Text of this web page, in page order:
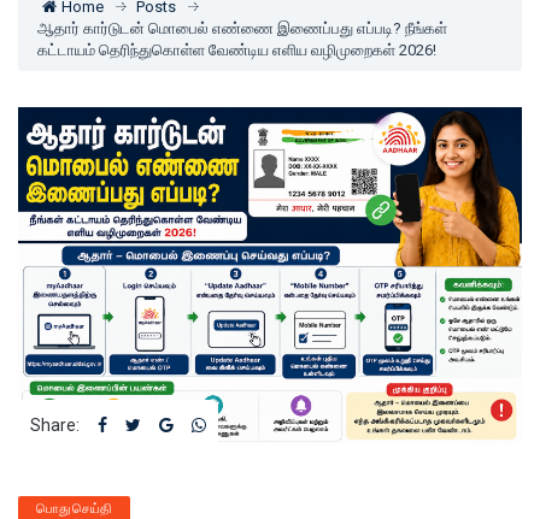
Home
Posts
ஆதார் கார்டுடன் மொபைல் எண்ணை இணைப்பது எப்படி? நீங்கள்
கட்டாயம் தெரிந்துகொள்ள வேண்டிய எளிய வழிமுறைகள் 2026!
Share:
பொது செய்தி